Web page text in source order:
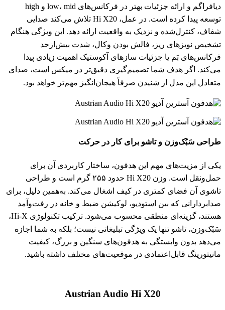
دیافراگم و ارائه جزئیات بهتر در فرکانس‌های low، mid و high
توسعه پیدا کرده است. در عمل، Hi X20 تلاش می‌کند صدایی
شفاف، کنترل‌شده و نزدیک به واقعیت ارائه دهد. این ویژگی هنگام
تشخیص نویزهای ریز، فالش بودن وکال، شدت بیش‌ازحد
فرکانس‌های بَم یا جزئیات سازهای آکوستیک اهمیت زیادی پیدا
می‌کند. اگر هدف شما تصمیم‌گیری دقیق‌تر در میکس است، صدای
متعادل این مدل از شنیدن صرفاً هیجان‌انگیز مهم‌تر خواهد بود.
طراحی سَبُک‌وزن و تاشو برای کار در حرکت
یکی از مزیت‌های مهم این هدفون، ساختار کاربردی آن برای
حمل‌ونقل است. وزن Hi X20 حدود ۲۵۵ گرم است و طراحی
تاشوی آن فضای کمتری در کیف اشغال می‌کند. به‌همین دلیل، برای
صدابردارانی که بین استودیو، لوکیشن ضبط و خانه در رفت‌وآمد
هستند، گزینه‌ای منطقی محسوب می‌شود. ترکیب تکنولوژی Hi-X،
سَبُک‌وزن، تاشو تنها یک ویژگی تبلیغاتی نیست؛ بلکه به شما اجازه
می‌دهد بدون وابستگی به هدفون‌های سنگین و بزرگ، کیفیت
مانیتورینگ قابل‌اعتمادی در موقعیت‌های مختلف داشته باشید.
Austrian Audio Hi X20